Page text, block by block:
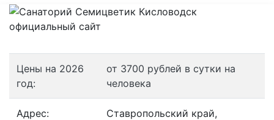
Цены на 2026
год:
от 3700 рублей в сутки на
человека
Адрес:
Ставропольский край,